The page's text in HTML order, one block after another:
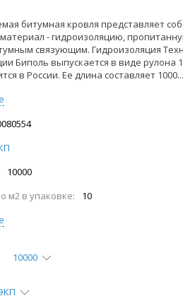
битумная кровля представляет
- гидроизоляцию,
связующим. Гидроизоляция
Биполь выпускается в виде рулона
в России. Ее длина составляет 1000...
10000
м2 в упаковке:
10
10000